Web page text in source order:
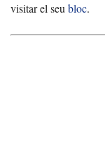
visitar el seu bloc.